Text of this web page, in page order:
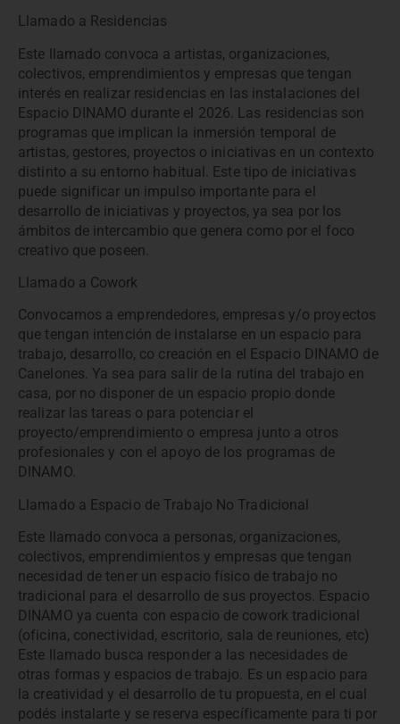
Llamado a Residencias
Este llamado convoca a artistas, organizaciones,
colectivos, emprendimientos y empresas que tengan
interés en realizar residencias en las instalaciones del
Espacio DINAMO durante el 2026. Las residencias son
programas que implican la inmersión temporal de
artistas, gestores, proyectos o iniciativas en un contexto
distinto a su entorno habitual. Este tipo de iniciativas
puede significar un impulso importante para el
desarrollo de iniciativas y proyectos, ya sea por los
ámbitos de intercambio que genera como por el foco
creativo que poseen.
Llamado a Cowork
Convocamos a emprendedores, empresas y/o proyectos
que tengan intención de instalarse en un espacio para
trabajo, desarrollo, co creación en el Espacio DINAMO de
Canelones. Ya sea para salir de la rutina del trabajo en
casa, por no disponer de un espacio propio donde
realizar las tareas o para potenciar el
proyecto/emprendimiento o empresa junto a otros
profesionales y con el apoyo de los programas de
DINAMO.
Llamado a Espacio de Trabajo No Tradicional
Este llamado convoca a personas, organizaciones,
colectivos, emprendimientos y empresas que tengan
necesidad de tener un espacio físico de trabajo no
tradicional para el desarrollo de sus proyectos. Espacio
DINAMO ya cuenta con espacio de cowork tradicional
(oficina, conectividad, escritorio, sala de reuniones, etc)
Este llamado busca responder a las necesidades de
otras formas y espacios de trabajo. Es un espacio para
la creatividad y el desarrollo de tu propuesta, en el cual
podés instalarte y se reserva específicamente para ti por